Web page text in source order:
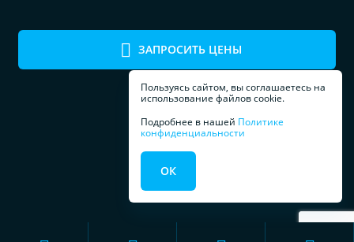
Пользуясь сайтом, вы соглашаетесь на
использование файлов cookie.
Подробнее в нашей Политике
конфиденциальности
ОК
ПРОФЕССИОНАЛЬНОЕ
ДЛЯ ПРАЧЕЧЕЧНЫХ
ЗАПРОСИТЬ ЦЕНЫ